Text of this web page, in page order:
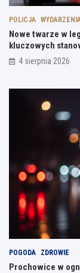
POLICJA
Nowe twarze w
kluczowych
4 sierpnia 2026
POGODA ZDROWIE
Prochowice w